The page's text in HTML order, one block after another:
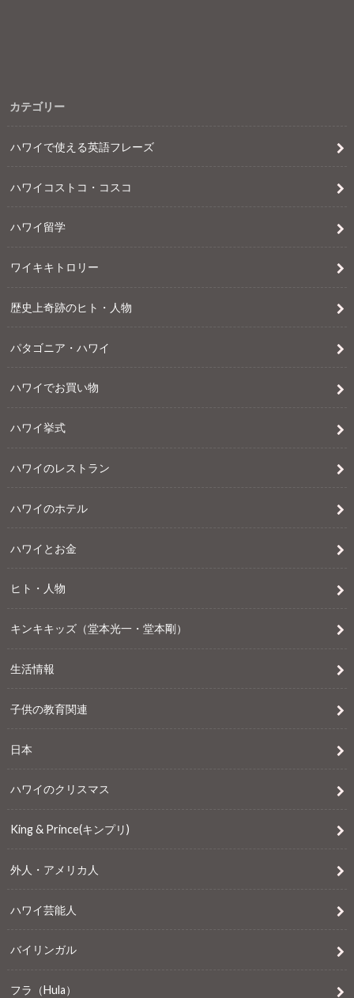
カテゴリー
ハワイで使える英語フレーズ
ハワイコストコ・コスコ
ハワイ留学
ワイキキトロリー
歴史上奇跡のヒト・人物
パタゴニア・ハワイ
ハワイでお買い物
ハワイ挙式
ハワイのレストラン
ハワイのホテル
ハワイとお金
ヒト・人物
キンキキッズ（堂本光一・堂本剛）
生活情報
子供の教育関連
日本
ハワイのクリスマス
King & Prince(キンプリ)
外人・アメリカ人
ハワイ芸能人
バイリンガル
フラ（Hula）